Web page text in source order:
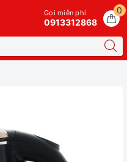
0
Gọi miễn phí
0913312868